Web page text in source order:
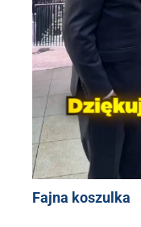
Fajna koszulka